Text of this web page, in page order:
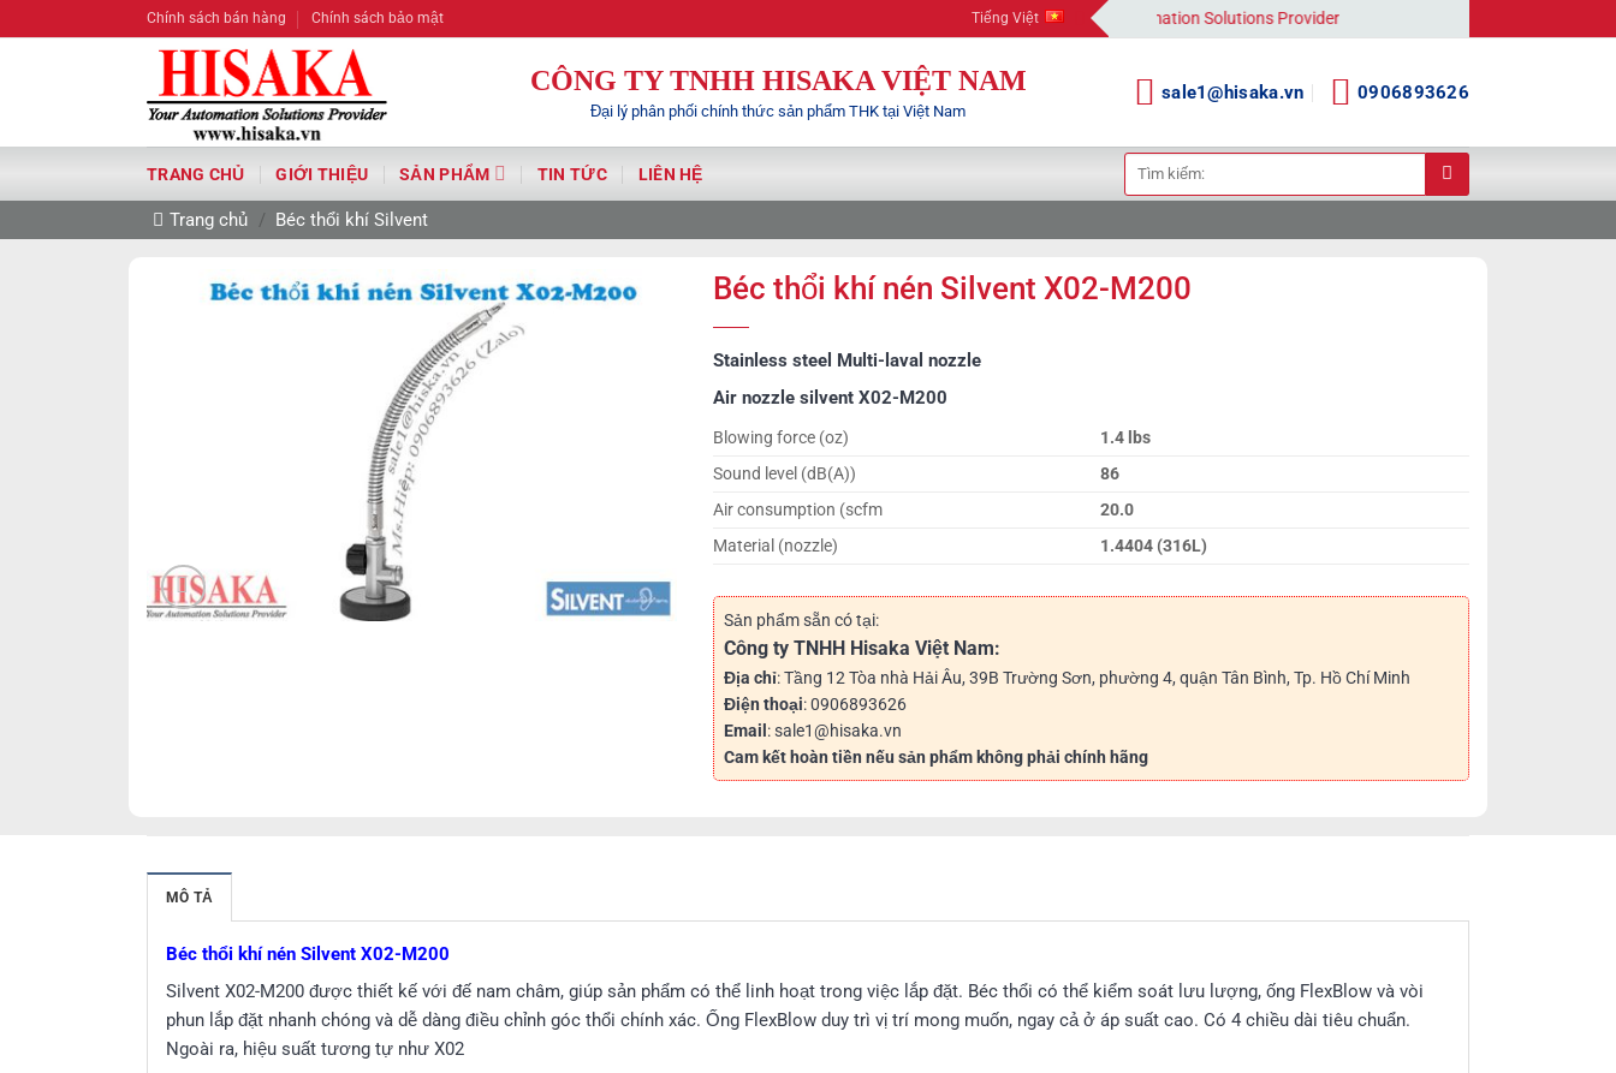
qua
Chính sách bán hàng Chính sách bảo mật Tiếng Việt
Hisaka | Your Automation Solutions Provider
CÔNG TY TNHH HISAKA VIỆT NAM
Đại lý phân phối chính thức sản phẩm THK tại Việt Nam
sale1@hisaka.vn 0906893626
TRANG CHỦ GIỚI THIỆU SẢN PHẨM TIN TỨC LIÊN HỆ
Tìm
kiếm:
Trang chủ / Béc thổi khí Silvent
Béc thổi khí nén Silvent X02-M200
Stainless steel Multi-laval nozzle
Air nozzle silvent X02-M200
Blowing force (oz)
1.4 lbs
Sound level (dB(A))
86
Air consumption (scfm
20.0
Material (nozzle)
1.4404 (316L)
Sản phẩm sẵn có tại:
Công ty TNHH Hisaka Việt Nam:
Địa chỉ: Tầng 12 Tòa nhà Hải Âu, 39B Trường Sơn, phường 4, quận Tân Bình, Tp. Hồ Chí Minh
Điện thoại: 0906893626
Email: sale1@hisaka.vn
Cam kết hoàn tiền nếu sản phẩm không phải chính hãng
MÔ TẢ
Béc thổi khí nén Silvent X02-M200
Silvent X02-M200 được thiết kế với đế nam châm, giúp sản phẩm có thể linh hoạt trong việc lắp đặt. Béc thổi có thể kiểm soát lưu lượng, ống FlexBlow và vòi
phun lắp đặt nhanh chóng và dễ dàng điều chỉnh góc thổi chính xác. Ống FlexBlow duy trì vị trí mong muốn, ngay cả ở áp suất cao. Có 4 chiều dài tiêu chuẩn.
Ngoài ra, hiệu suất tương tự như X02